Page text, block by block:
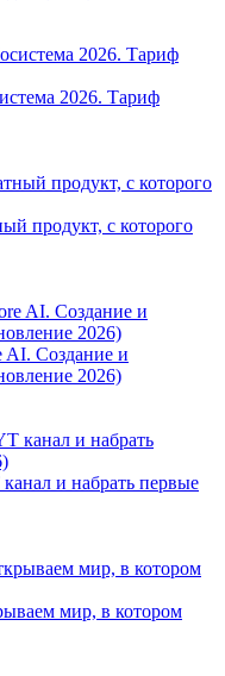
2026. Тариф
продукт, с которого
AI. Создание и
2026)
и набрать первые
мир, в котором